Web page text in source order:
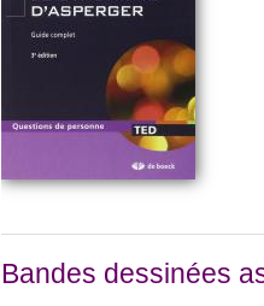
Bandes dessinées